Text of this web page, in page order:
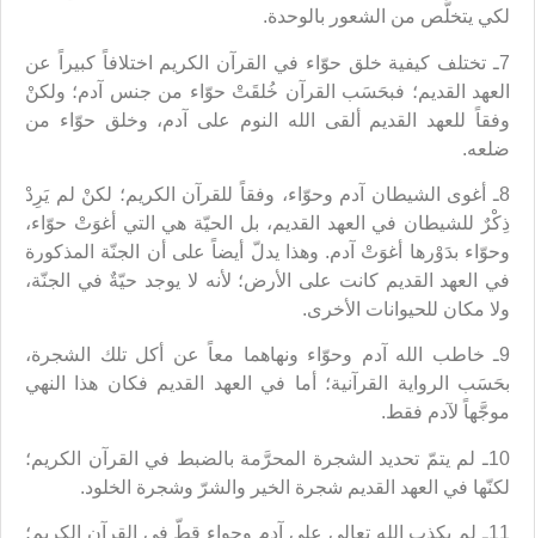
لكي يتخلَّص من الشعور بالوحدة.
7ـ تختلف كيفية خلق حوّاء في القرآن الكريم اختلافاً كبيراً عن
العهد القديم؛ فبحَسَب القرآن خُلقَتْ حوّاء من جنس آدم؛ ولكنْ
وفقاً للعهد القديم ألقى الله النوم على آدم، وخلق حوّاء من
ضلعه.
8ـ أغوى الشيطان آدم وحوّاء، وفقاً للقرآن الكريم؛ لكنْ لم يَرِدْ
ذِكْرٌ للشيطان في العهد القديم، بل الحيّة هي التي أغوَتْ حوّاء،
وحوّاء بدَوْرها أغوَتْ آدم. وهذا يدلّ أيضاً على أن الجنّة المذكورة
في العهد القديم كانت على الأرض؛ لأنه لا يوجد حيّةٌ في الجنّة،
ولا مكان للحيوانات الأخرى.
9ـ خاطب الله آدم وحوّاء ونهاهما معاً عن أكل تلك الشجرة،
بحَسَب الرواية القرآنية؛ أما في العهد القديم فكان هذا النهي
موجَّهاً لآدم فقط.
10ـ لم يتمّ تحديد الشجرة المحرَّمة بالضبط في القرآن الكريم؛
لكنّها في العهد القديم شجرة الخير والشرّ وشجرة الخلود.
11ـ لم يكذب الله تعالى على آدم وحواء قطّ في القرآن الكريم؛